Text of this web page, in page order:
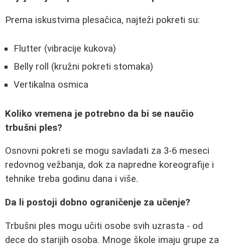
Prema iskustvima plesačica, najteži pokreti su:
Flutter (vibracije kukova)
Belly roll (kružni pokreti stomaka)
Vertikalna osmica
Koliko vremena je potrebno da bi se naučio
trbušni ples?
Osnovni pokreti se mogu savladati za 3-6 meseci
redovnog vežbanja, dok za napredne koreografije i
tehnike treba godinu dana i više.
Da li postoji dobno ograničenje za učenje?
Trbušni ples mogu učiti osobe svih uzrasta - od
dece do starijih osoba. Mnoge škole imaju grupe za